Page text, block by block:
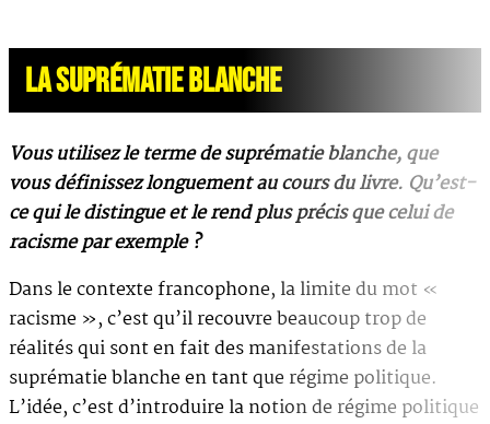
LA SUPRÉMATIE BLANCHE
Vous utilisez le terme de suprématie blanche, que
vous définissez longuement au cours du livre. Qu’est-
ce qui le distingue et le rend plus précis que celui de
racisme par exemple ?
Dans le contexte francophone, la limite du mot «
racisme », c’est qu’il recouvre beaucoup trop de
réalités qui sont en fait des manifestations de la
suprématie blanche en tant que régime politique.
L’idée, c’est d’introduire la notion de régime politique